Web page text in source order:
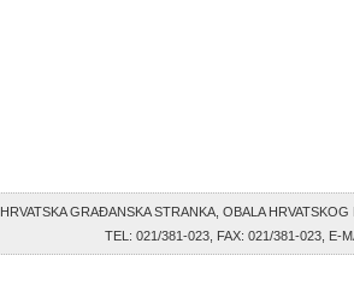
HRVATSKA GRAĐANSKA STRANKA, OBALA
TEL: 021/381-023, FAX: 021/381-023, E-